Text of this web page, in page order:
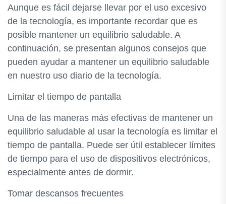
Aunque es fácil dejarse llevar por el uso excesivo
de la tecnología, es importante recordar que es
posible mantener un equilibrio saludable. A
continuación, se presentan algunos consejos que
pueden ayudar a mantener un equilibrio saludable
en nuestro uso diario de la tecnología.
Limitar el tiempo de pantalla
Una de las maneras más efectivas de mantener un
equilibrio saludable al usar la tecnología es limitar el
tiempo de pantalla. Puede ser útil establecer límites
de tiempo para el uso de dispositivos electrónicos,
especialmente antes de dormir.
Tomar descansos frecuentes